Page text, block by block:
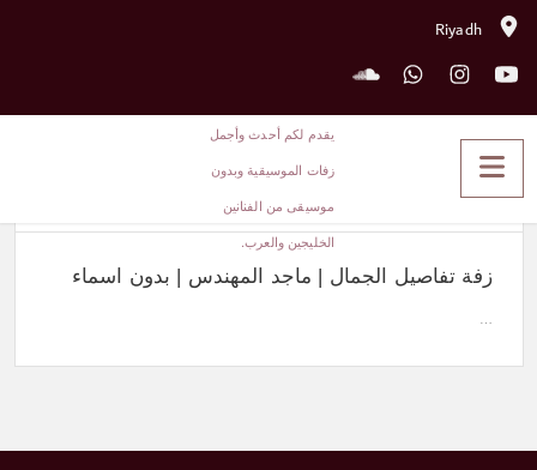
Riyadh
زفه تفاصيل الجمال بدون حقوق
1850
زفة تفاصيل الجمال | ماجد المهندس | بدون اسماء